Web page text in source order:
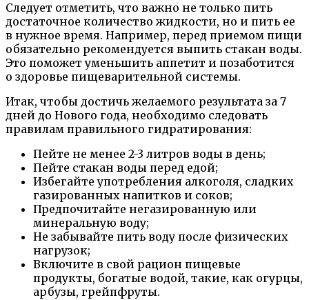
Следует отметить, что важно не только пить
достаточное количество жидкости, но и пить ее
в нужное время. Например, перед приемом пищи
обязательно рекомендуется выпить стакан воды.
Это поможет уменьшить аппетит и позаботится
о здоровье пищеварительной системы.
Итак, чтобы достичь желаемого результата за 7
дней до Нового года, необходимо следовать
правилам правильного гидратирования:
Пейте не менее 2-3 литров воды в день;
Пейте стакан воды перед едой;
Избегайте употребления алкоголя, сладких
газированных напитков и соков;
Предпочитайте негазированную или
минеральную воду;
Не забывайте пить воду после физических
нагрузок;
Включите в свой рацион пищевые
продукты, богатые водой, такие, как огурцы,
арбузы, грейпфруты.